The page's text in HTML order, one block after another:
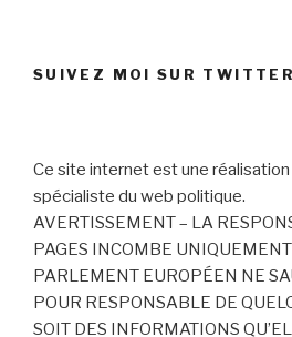
SUIVEZ MOI SUR TWITTER
Ce site internet est une réalisation
spécialiste du web politique.
AVERTISSEMENT – LA
PAGES INCOMBE
PARLEMENT EUROPÉEN NE
POUR RESPONSABLE DE
SOIT DES INFORMATIONS